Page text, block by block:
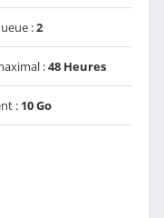
:2
:48 Heures
: 10 Go